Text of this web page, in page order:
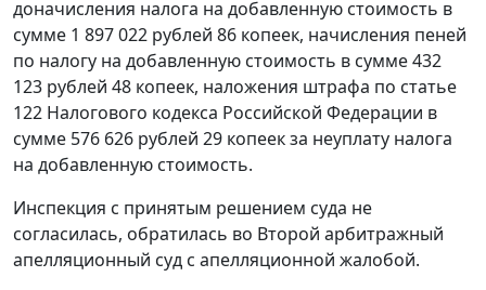
доначисления налога на добавленную стоимость в
сумме 1 897 022 рублей 86 копеек, начисления пеней
по налогу на добавленную стоимость в сумме 432
123 рублей 48 копеек, наложения штрафа по статье
122 Налогового кодекса Российской Федерации в
сумме 576 626 рублей 29 копеек за неуплату налога
на добавленную стоимость.
Инспекция с принятым решением суда не
согласилась, обратилась во Второй арбитражный
апелляционный суд с апелляционной жалобой.